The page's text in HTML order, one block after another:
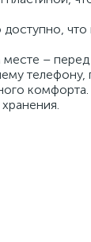
– перед
комфорта.